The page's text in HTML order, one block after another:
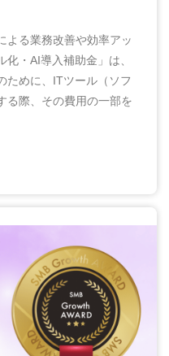
る業務改善や効率アッ
化・AI導入補助金」は、
めに、ITツール（ソフ
る際、その費用の一部を